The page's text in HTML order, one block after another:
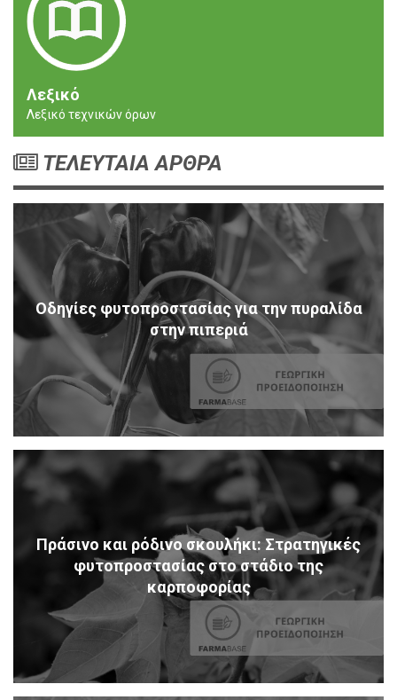
Λεξικό
Λεξικό τεχνικών όρων
ΤΕΛΕΥΤΑΙΑ ΑΡΘΡΑ
Οδηγίες φυτοπροστασίας για την πυραλίδα
στην πιπεριά
Πράσινο και ρόδινο σκουλήκι: Στρατηγικές
φυτοπροστασίας στο στάδιο της
καρποφορίας